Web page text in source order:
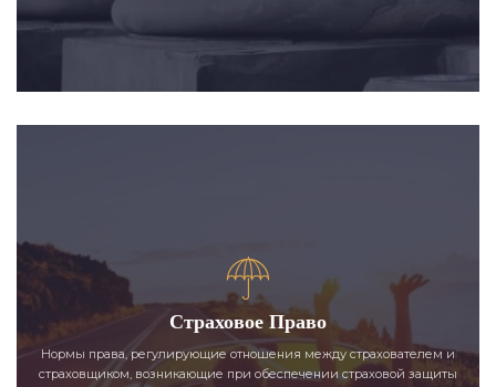
Страховое Право
Нормы права, регулирующие отношения между страхователем и
страховщиком, возникающие при обеспечении страховой защиты